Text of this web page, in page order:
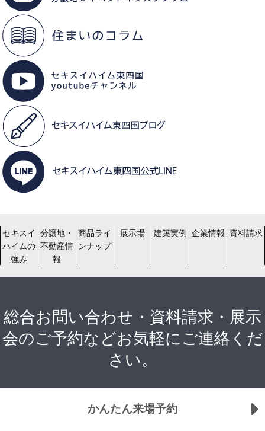
セキスイ
ハイムの
強み
分譲地・
不動産情
報
商品ライ
ンナップ
展示場 建築実例 企業情報 資料請求
総合お問い合わせ・資料請求・展示
会のご予約などお気軽にご連絡くだ
さい。
かんたん来場予約